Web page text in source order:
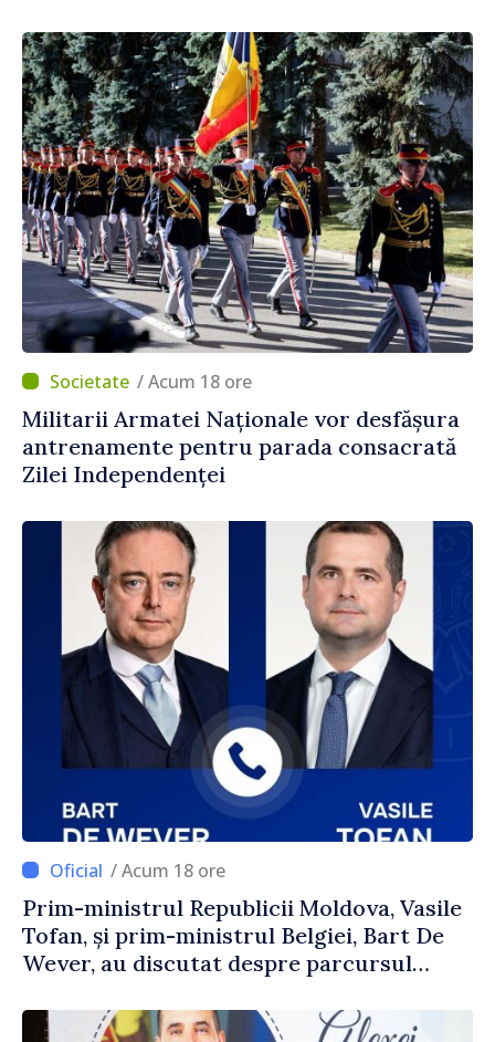
/ Acum 18 ore
Militarii Armatei Naționale vor desfășura
antrenamente pentru parada consacrată
Zilei Independenței
/ Acum 18 ore
Prim-ministrul Republicii Moldova, Vasile
Tofan, și prim-ministrul Belgiei, Bart De
Wever, au discutat despre parcursul